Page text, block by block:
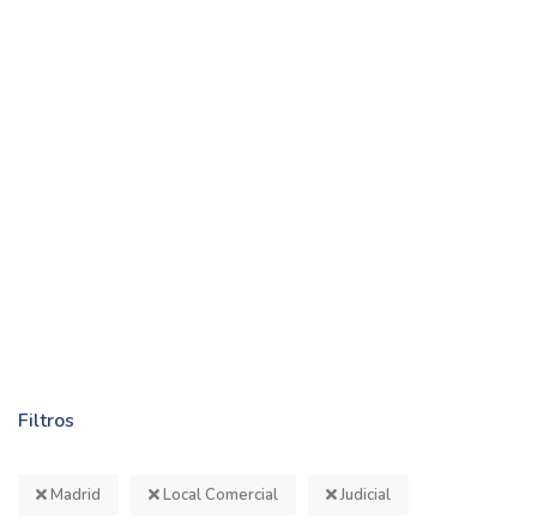
Filtros
Madrid Local Comercial Judicial